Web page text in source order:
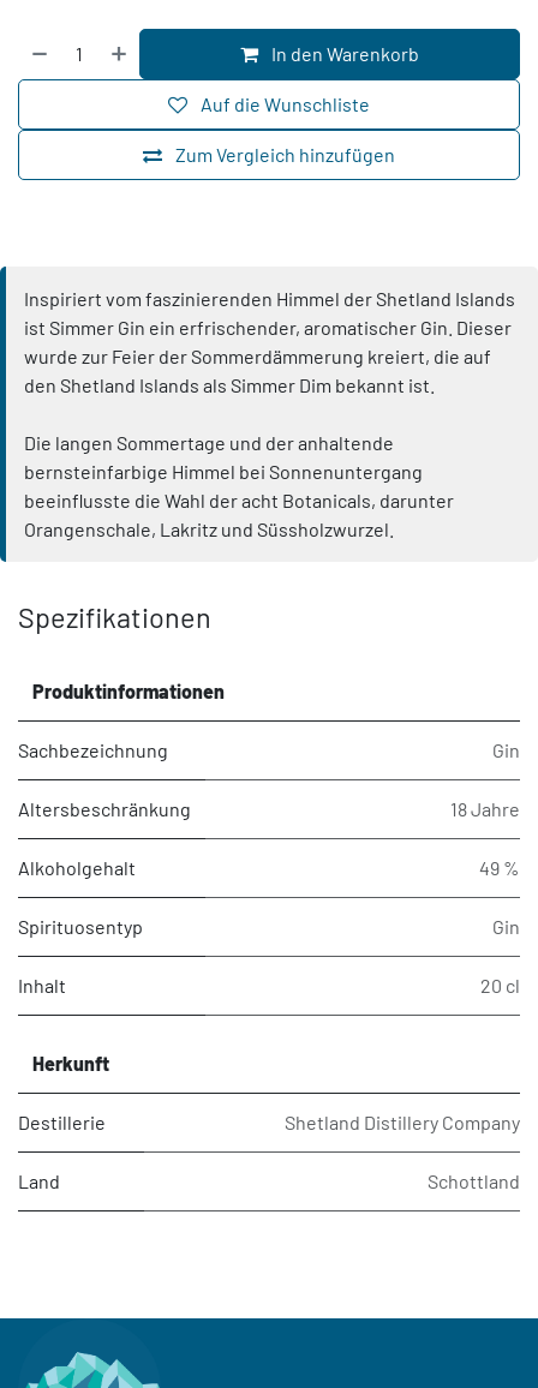
In den Warenkorb
Zum Vergleich hinzufügen
Auf die Wunschliste
Inspiriert vom faszinierenden Himmel der Shetland Islands
ist Simmer Gin ein erfrischender, aromatischer Gin. Dieser
wurde zur Feier der Sommerdämmerung kreiert, die auf
den Shetland Islands als Simmer Dim bekannt ist.
Die langen Sommertage und der anhaltende
bernsteinfarbige Himmel bei Sonnenuntergang
beeinflusste die Wahl der acht Botanicals, darunter
Orangenschale, Lakritz und Süssholzwurzel.
Spezifikationen
Produktinformationen
Sachbezeichnung Gin
Altersbeschränkung 18 Jahre
Alkoholgehalt 49 %
Spirituosentyp Gin
Inhalt 20 cl
Herkunft
Destillerie Shetland Distillery Company
Land Schottland